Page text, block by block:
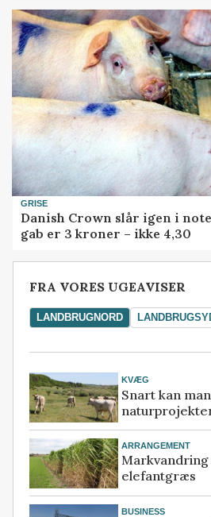
GRISE
Danish Crown slår igen i
gab er 3 kroner – ikke 4,30
FRA VORES UGEAVISER
LANDBRUGNORD
KVÆG
Snart kan
ARRANGEMENT
elefantgræs
BUSINESS